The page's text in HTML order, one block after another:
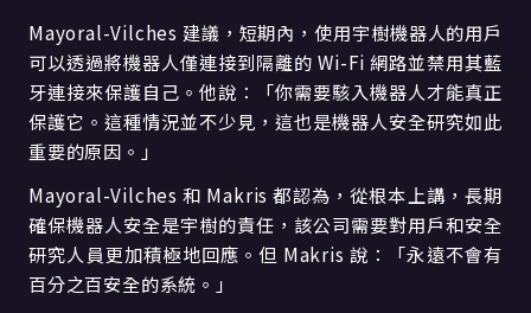
Mayoral-Vilches 建議，短期內，使用宇樹機器人的用戶
可以透過將機器人僅連接到隔離的 Wi-Fi 網路並禁用其藍
牙連接來保護自己。他說：「你需要駭入機器人才能真正
保護它。這種情況並不少見，這也是機器人安全研究如此
重要的原因。」
Mayoral-Vilches 和 Makris 都認為，從根本上講，長期
確保機器人安全是宇樹的責任，該公司需要對用戶和安全
研究人員更加積極地回應。但 Makris 說：「永遠不會有
百分之百安全的系統。」